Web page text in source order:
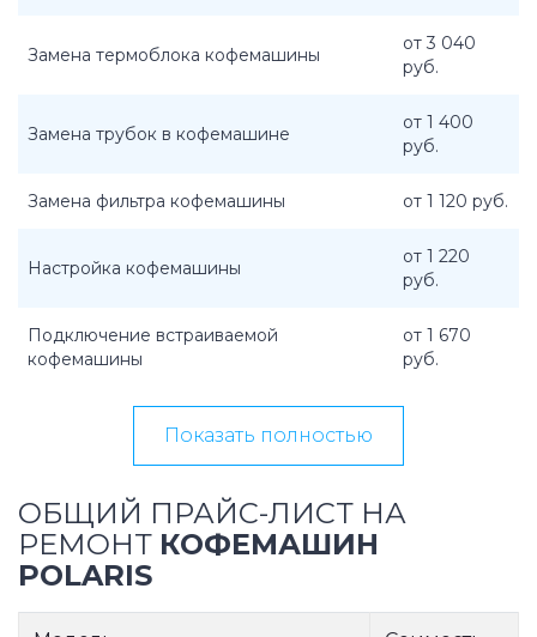
Замена термоблока кофемашины
от 3 040
руб.
Замена трубок в кофемашине
от 1 400
руб.
Замена фильтра кофемашины от 1 120 руб.
Настройка кофемашины
от 1 220
руб.
Подключение встраиваемой
кофемашины
от 1 670
руб.
Показать полностью
ОБЩИЙ ПРАЙС-ЛИСТ НА
РЕМОНТ КОФЕМАШИН
POLARIS